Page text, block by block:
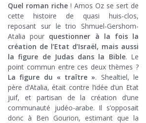
Quel roman riche ! Amos Oz se sert de
cette histoire de quasi huis-clos,
reposant sur le trio Shmuel-Gershom-
Atalia pour questionner à la fois la
création de l’Etat d’Israël, mais aussi
la figure de Judas dans la Bible. Le
point commun entre ces deux thèmes ?
La figure du « traître ». Shealtiel, le
père d’Atalia, était contre l’idée d’un Etat
juif, et partisan de la création d’une
communauté judéo-arabe. Il s’opposait
donc à Ben Gourion, estimant que la